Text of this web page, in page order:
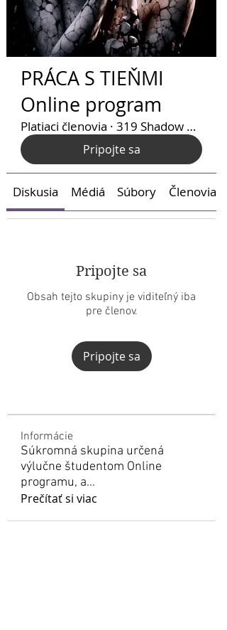
PRÁCA S TIEŇMI
Online program
Platiaci členovia · 319 Shadow Workers
Pripojte sa
Diskusia Médiá Súbory Členovia
Pripojte sa
Obsah tejto skupiny je viditeľný iba
pre členov.
Pripojte sa
Informácie
Súkromná skupina určená
výlučne študentom Online
programu, a...
Prečítať si viac